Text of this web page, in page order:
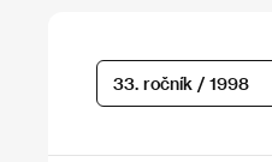
33. ročník / 1998